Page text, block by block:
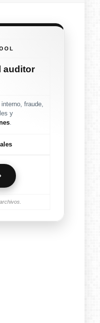
auditor
fraude,
y